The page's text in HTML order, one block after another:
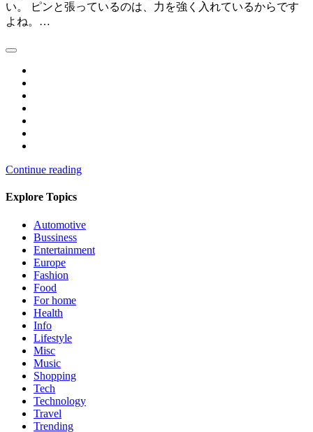
い。 ピンと張っているのは、力を強く入れているからです
よね。…
Continue reading
Explore Topics
Automotive
Bussiness
Entertainment
Europe
Fashion
Food
For home
Health
Info
Lifestyle
Misc
Music
Shopping
Tech
Technology
Travel
Trending